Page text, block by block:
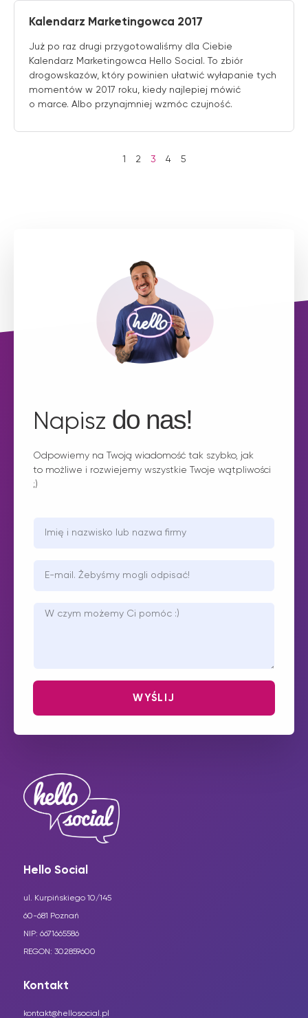
Kalendarz Marketingowca 2017
Już po raz drugi przygotowaliśmy dla Ciebie
Kalendarz Marketingowca Hello Social. To zbiór
drogowskazów, który powinien ułatwić wyłapanie tych
momentów w 2017 roku, kiedy najlepiej mówić
o marce. Albo przynajmniej wzmóc czujność.
1 2 3 4 5
Napisz do nas!
Odpowiemy na Twoją wiadomość tak szybko, jak
to możliwe i rozwiejemy wszystkie Twoje wątpliwości
;)
WYŚLIJ
Hello Social
ul. Kurpińskiego 10/145
60-681 Poznań
NIP: 6671665586
REGON: 302859600
Kontakt
kontakt@hellosocial.pl